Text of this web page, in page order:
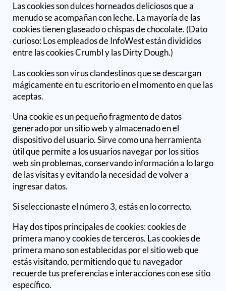
Las cookies son dulces horneados deliciosos que a
menudo se acompañan con leche. La mayoría de las
cookies tienen glaseado o chispas de chocolate. (Dato
curioso: Los empleados de InfoWest están divididos
entre las cookies Crumbl y las Dirty Dough.)
Las cookies son virus clandestinos que se descargan
mágicamente en tu escritorio en el momento en que las
aceptas.
Una cookie es un pequeño fragmento de datos
generado por un sitio web y almacenado en el
dispositivo del usuario. Sirve como una herramienta
útil que permite a los usuarios navegar por los sitios
web sin problemas, conservando información a lo largo
de las visitas y evitando la necesidad de volver a
ingresar datos.
Si seleccionaste el número 3, estás en lo correcto.
Hay dos tipos principales de cookies: cookies de
primera mano y cookies de terceros. Las cookies de
primera mano son establecidas por el sitio web que
estás visitando, permitiendo que tu navegador
recuerde tus preferencias e interacciones con ese sitio
específico.